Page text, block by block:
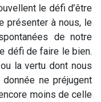
le défi d’être
présenter à nous, le
de notre
défi de faire le bien.
la vertu dont nous
ne préjugent
moins de celle